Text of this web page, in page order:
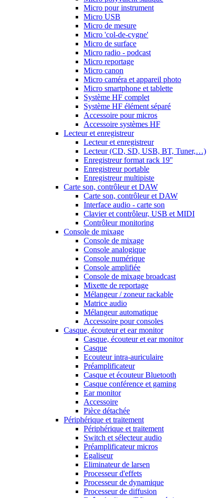
Micro pour instrument
Micro USB
Micro de mesure
Micro 'col-de-cygne'
Micro de surface
Micro radio - podcast
Micro reportage
Micro canon
Micro caméra et appareil photo
Micro smartphone et tablette
Système HF complet
Système HF élément séparé
Accessoire pour micros
Accessoire systèmes HF
Lecteur et enregistreur
Lecteur et enregistreur
Lecteur (CD, SD, USB, BT, Tuner,…)
Enregistreur format rack 19''
Enregistreur portable
Enregistreur multipiste
Carte son, contrôleur et DAW
Carte son, contrôleur et DAW
Interface audio - carte son
Clavier et contrôleur, USB et MIDI
Contrôleur monitoring
Console de mixage
Console de mixage
Console analogique
Console numérique
Console amplifiée
Console de mixage broadcast
Mixette de reportage
Mélangeur / zoneur rackable
Matrice audio
Mélangeur automatique
Accessoire pour consoles
Casque, écouteur et ear monitor
Casque, écouteur et ear monitor
Casque
Ecouteur intra-auriculaire
Préamplificateur
Casque et écouteur Bluetooth
Casque conférence et gaming
Ear monitor
Accessoire
Pièce détachée
Périphérique et traitement
Périphérique et traitement
Switch et sélecteur audio
Préamplificateur micros
Egaliseur
Eliminateur de larsen
Processeur d'effets
Processeur de dynamique
Processeur de diffusion